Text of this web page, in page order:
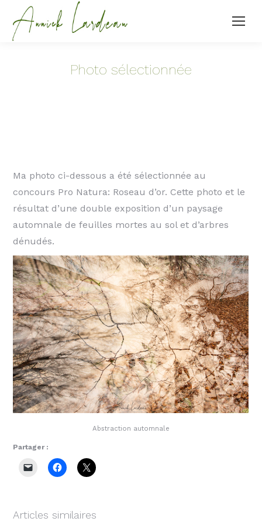
Photo sélectionnée
Ma photo ci-dessous a été sélectionnée au
concours Pro Natura: Roseau d’or. Cette photo et le
résultat d’une double exposition d’un paysage
automnale de feuilles mortes au sol et d’arbres
dénudés.
Abstraction automnale
Partager :
Articles similaires